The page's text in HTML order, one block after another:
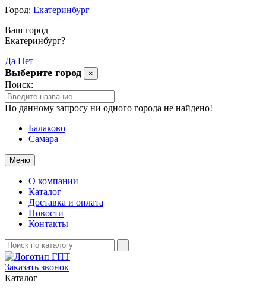
Город: Екатеринбург
Ваш город
Екатеринбург?
Да Нет
Выберите город ×
Поиск:
По данному запросу ни одного города не найдено!
Балаково
Самара
Меню
О компании
Каталог
Доставка и оплата
Новости
Контакты
Заказать звонок
Каталог